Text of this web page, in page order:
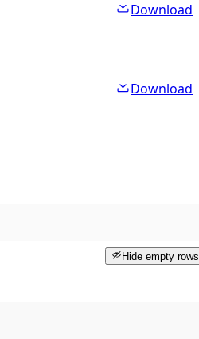
Download
Download
Hide empty rows